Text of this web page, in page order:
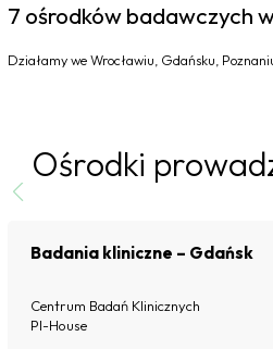
7 ośrodków badawczych
Działamy we Wrocławiu, Gdańsku,
Ośrodki
Badania kliniczne – Gdańsk
Centrum Badań Klinicznych
PI-House